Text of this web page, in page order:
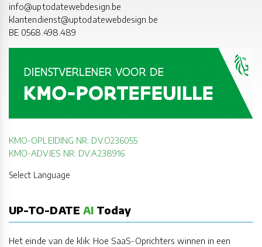
info@uptodatewebdesign.be
klantendienst@uptodatewebdesign.be
BE 0568.498.489
KMO-OPLEIDING NR: DV.O236055
KMO-ADVIES NR: DV.A238916
Select Language
UP-TO-DATE AI Today
Het einde van de klik: Hoe SaaS-Oprichters winnen in een